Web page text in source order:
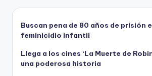
Buscan pena de 80 años de prisión
feminicidio infantil
Llega a los cines ‘La Muerte de
una poderosa historia